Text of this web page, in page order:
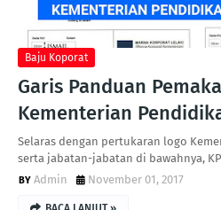
Baju Koporat
Garis Panduan
Kementerian
Selaras dengan pertukaran logo
serta jabatan-jabatan di bawahnya,
Admin
November 01, 2017